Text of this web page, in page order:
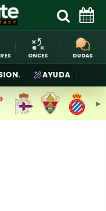
ONCES DUDAS
AYUDA
▶︎